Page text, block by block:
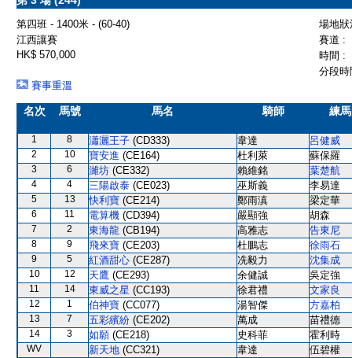
第四班 - 1400米 - (60-40)
場地
江西讓賽
賽道 :
HK$ 570,000
時間 :
分段
賽事重溫
名次 馬號 馬名 騎師 練
1 8 瀟灑王子 (CD333) 韋達 呂健威
2 10 寶安進 (CE164) 杜利萊 蘇保羅
3 6 濰坊 (CE332) 賴維銘 葉楚航
4 4 三陽啟泰 (CE023) 巫斯義 李易達
5 13 快利寶 (CE214) 鄭雨滇 梁定華
6 11 電算機 (CD394) 嚴顯強 胡森
7 2 東海龍 (CB194) 高雅志 告東尼
8 9 飛來寶 (CE203) 杜鵬志 徐雨石
9 5 紅酒甜心 (CE287) 冼毅力 沈集成
10 12 天鷹 (CE293) 余健誠 吳定強
11 14 東威之星 (CC193) 徐君禮 文家良
12 1 伯神寶 (CC077) 湯智傑 方嘉柏
13 7 五彩繽紛 (CE202) 萬成 苗禮德
14 3 如願 (CE218) 史科菲 霍利時
WV 新天地 (CC321) 韋達
伍碧權